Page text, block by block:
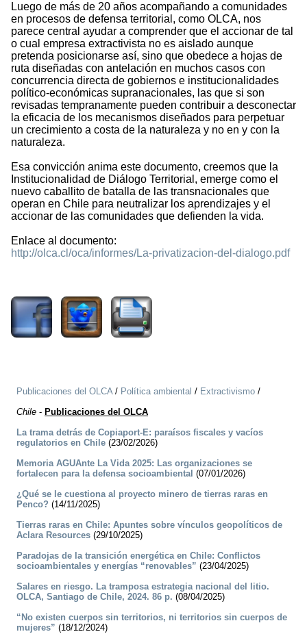
Luego de más de 20 años acompañando a comunidades
en procesos de defensa territorial, como OLCA, nos
parece central ayudar a comprender que el accionar de tal
o cual empresa extractivista no es aislado aunque
pretenda posicionarse así, sino que obedece a hojas de
ruta diseñadas con antelación en muchos casos con
concurrencia directa de gobiernos e institucionalidades
político-económicas supranacionales, las que si son
revisadas tempranamente pueden contribuir a desconectar
la eficacia de los mecanismos diseñados para perpetuar
un crecimiento a costa de la naturaleza y no en y con la
naturaleza.
Esa convicción anima este documento, creemos que la
Institucionalidad de Diálogo Territorial, emerge como el
nuevo caballito de batalla de las transnacionales que
operan en Chile para neutralizar los aprendizajes y el
accionar de las comunidades que defienden la vida.
Enlace al documento:
http://olca.cl/oca/informes/La-privatizacion-del-dialogo.pdf
Publicaciones del OLCA/ Política ambiental / Extractivismo /
Chile - Publicaciones del OLCA
La trama detrás de Copiaport-E: paraísos fiscales y vacíos
regulatorios en Chile (23/02/2026)
Memoria AGUAnte La Vida 2025: Las organizaciones se
fortalecen para la defensa socioambiental (07/01/2026)
¿Qué se le cuestiona al proyecto minero de tierras raras en
Penco? (14/11/2025)
Tierras raras en Chile: Apuntes sobre vínculos geopolíticos de
Aclara Resources (29/10/2025)
Paradojas de la transición energética en Chile: Conflictos
socioambientales y energías “renovables” (23/04/2025)
Salares en riesgo. La tramposa estrategia nacional del litio.
OLCA, Santiago de Chile, 2024. 86 p. (08/04/2025)
“No existen cuerpos sin territorios, ni territorios sin cuerpos de
mujeres” (18/12/2024)